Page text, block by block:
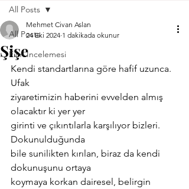
All Posts
Film İncelemesi
All Posts
Şişe
Mehmet Civan Aslan
24 Eki 2024 1 dakikada okunur
Kendi standartlarına göre hafif uzunca.
Ufak
ziyaretimizin haberini evvelden almış
olacaktır ki yer yer
girinti ve çıkıntılarla karşılıyor bizleri.
Dokunulduğunda
bile sunilikten kırılan, biraz da kendi
dokunuşunu ortaya
koymaya korkan dairesel, belirgin